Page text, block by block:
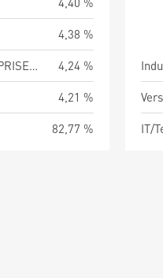
4,38 %
FERGUSON ENTERPRISES INC
4,24 %
4,21 %
82,77 %
IT/